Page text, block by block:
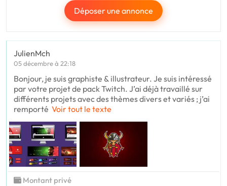
Déposer une annonce
JulienMch
05 décembre à 22:18
Bonjour, je suis graphiste & illustrateur. Je suis intéressé
par votre projet de pack Twitch. J’ai déjà travaillé sur
différents projets avec des thèmes divers et variés ; j’ai
remporté Voir tout le texte
Montant privé